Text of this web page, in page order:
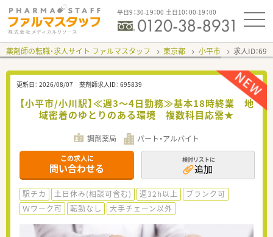
平日9：30-19：00 土日10：00-19：00
薬剤師の転職・求人サイト ファルマスタッフ 東京都 小平市 求人ID：
更新日： 2026/08/07 薬剤師求人ID： 695839
【小平市/小川駅】≪週3～4日勤務≫基本18時終業 地
域密着のゆとりのある環境 複数科目応需★
調剤薬局 パート・アルバイト
この求人に
問い合わせる
検討リストに
追加
駅チカ 土日休み(相談可含む) 週32h以上
ブランク可
Ｗワーク可
転勤なし 大手チェーン以外